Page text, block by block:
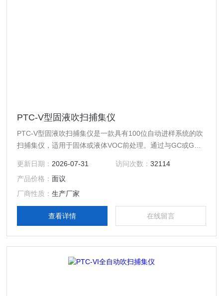
PTC-V型固液吹扫捕集仪
PTC-V型固液吹扫捕集仪是一款具有100位自动进样系统的吹
扫捕集仪，适用于固体或液体VOC前处理。通过与GC或GC-
壤中的有机污染物分析，也可用于食品中挥发物（如气味成
分）的分析等。
更新日期： 2026-07-31 访问次数： 32114
产品价格：面议
厂商性质：生产厂家
查看详情 在线留言